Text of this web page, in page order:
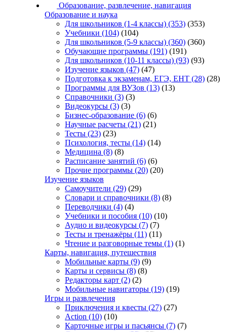
Образование, развлечение, навигация
Образование и наука
Для школьников (1-4 классы) (353) (353)
Учебники (104) (104)
Для школьников (5-9 классы) (360) (360)
Обучающие программы (191) (191)
Для школьников (10-11 классы) (93) (93)
Изучение языков (47) (47)
Подготовка к экзаменам, ЕГЭ, ЕНТ (28) (28)
Программы для ВУЗов (13) (13)
Справочники (3) (3)
Видеокурсы (3) (3)
Бизнес-образование (6) (6)
Научные расчеты (21) (21)
Тесты (23) (23)
Психология, тесты (14) (14)
Медицина (8) (8)
Расписание занятий (6) (6)
Прочие программы (20) (20)
Изучение языков
Самоучители (29) (29)
Словари и справочники (8) (8)
Переводчики (4) (4)
Учебники и пособия (10) (10)
Аудио и видеокурсы (7) (7)
Тесты и тренажёры (11) (11)
Чтение и разговорные темы (1) (1)
Карты, навигация, путешествия
Мобильные карты (9) (9)
Карты и сервисы (8) (8)
Редакторы карт (2) (2)
Мобильные навигаторы (19) (19)
Игры и развлечения
Приключения и квесты (27) (27)
Action (10) (10)
Карточные игры и пасьянсы (7) (7)